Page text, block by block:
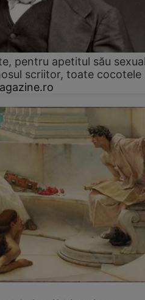
pentru apetitul său
scriitor, toate cocotele